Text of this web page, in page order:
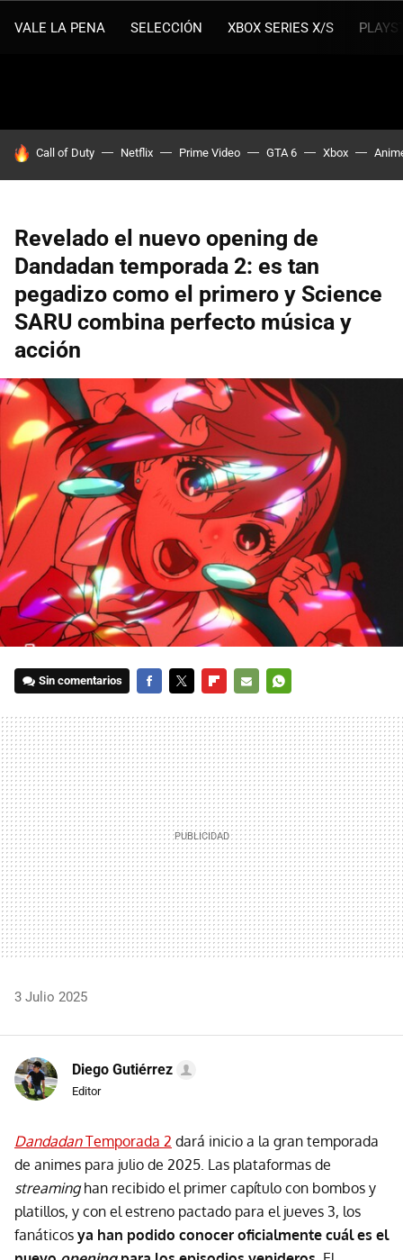
VALE LA PENA SELECCIÓN XBOX SERIES X/S
HOY SE HABLA DE
Call of Duty Netflix Prime Video GTA 6 Xbox
Revelado el nuevo opening de
Dandadan temporada 2: es tan
pegadizo como el primero y Science
SARU combina perfecto música y
acción
Sin comentarios
MAIL
3 Julio 2025
Diego Gutiérrez
Editor
DandadanTemporada 2 dará inicio a la gran temporada
de animes para julio de 2025. Las plataformas de
streaminghan recibido el primer capítulo con bombos y
platillos, y con el estreno pactado para el jueves 3, los
fanáticos ya han podido conocer oficialmente cuál es el